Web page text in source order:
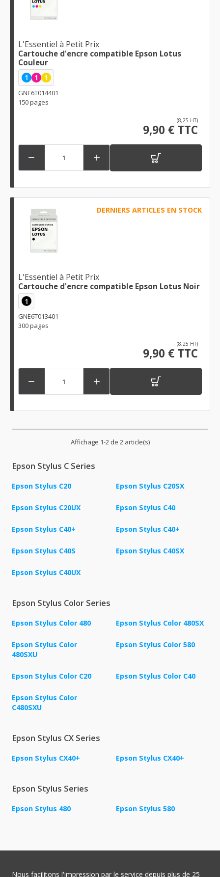
L'Essentiel à Petit Prix
Cartouche d'encre compatible Epson Lotus
Couleur
1 1 1
GNE6T014401
150 pages
(8,25 HT)
9,90 € TTC
 
DERNIERS ARTICLES EN STOCK
L'Essentiel à Petit Prix
Cartouche d'encre compatible Epson Lotus Noir
1
GNE6T013401
300 pages
(8,25 HT)
9,90 € TTC
 
Affichage 1-2 de 2 article(s)
Epson Stylus C Series
Epson Stylus C20 Epson Stylus C20SX
Epson Stylus C20UX Epson Stylus C40
Epson Stylus C40+ Epson Stylus C40+
Epson Stylus C40S Epson Stylus C40SX
Epson Stylus C40UX
Epson Stylus Color Series
Epson Stylus Color 480 Epson Stylus Color 480SX
Epson Stylus Color
480SXU
Epson Stylus Color 580
Epson Stylus Color C20 Epson Stylus Color C40
Epson Stylus Color
C480SXU
Epson Stylus CX Series
Epson Stylus CX40+ Epson Stylus CX40+
Epson Stylus Series
Epson Stylus 480 Epson Stylus 580
Nous facilitons l'impression par le service depuis plus de 25